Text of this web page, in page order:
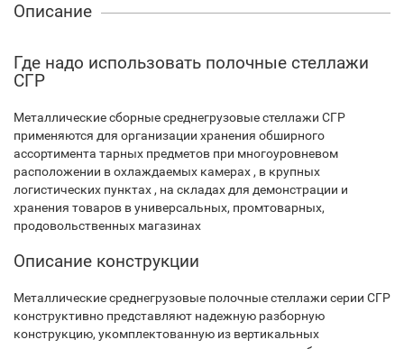
Описание
Где надо использовать полочные стеллажи
СГР
Металлические сборные среднегрузовые стеллажи СГР
применяются для организации хранения обширного
ассортимента тарных предметов при многоуровневом
расположении в охлаждаемых камерах , в крупных
логистических пунктах , на складах для демонстрации и
хранения товаров в универсальных, промтоварных,
продовольственных магазинах
Описание конструкции
Металлические среднегрузовые полочные стеллажи серии СГР
конструктивно представляют надежную разборную
конструкцию, укомплектованную из вертикальных